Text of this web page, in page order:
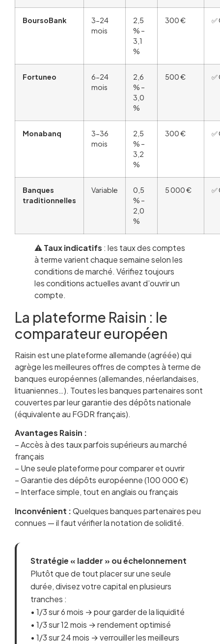
BoursoBank
3-24
mois
2,5
% –
3,1
%
300 € ✅
Fortuneo
6-24
mois
2,6
% –
3,0
%
500 € ✅
Monabanq
3-36
mois
2,5
% –
3,2
%
300 € ✅
Banques
traditionnelles
Variable
0,5
% –
2,0
%
5 000 € ✅
⚠️ Taux indicatifs : les taux des comptes
à terme varient chaque semaine selon les
conditions de marché. Vérifiez toujours
les conditions actuelles avant d’ouvrir un
compte.
La plateforme Raisin : le
comparateur européen
Raisin est une plateforme allemande (agréée) qui
agrège les meilleures offres de comptes à terme de
banques européennes (allemandes, néerlandaises,
lituaniennes…). Toutes les banques partenaires sont
couvertes par leur garantie des dépôts nationale
(équivalente au FGDR français).
Avantages Raisin :
– Accès à des taux parfois supérieurs au marché
français
– Une seule plateforme pour comparer et ouvrir
– Garantie des dépôts européenne (100 000 €)
– Interface simple, tout en anglais ou français
Inconvénient :Quelques banques partenaires peu
connues — il faut vérifier la notation de solidité.
Stratégie « ladder » ou échelonnement
Plutôt que de tout placer sur une seule
durée, divisez votre capital en plusieurs
tranches :
• 1/3 sur 6 mois → pour garder de la liquidité
• 1/3 sur 12 mois → rendement optimisé
• 1/3 sur 24 mois → verrouiller les meilleurs